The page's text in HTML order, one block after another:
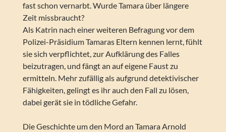
fast schon vernarbt. Wurde Tamara über längere
Zeit missbraucht?
Als Katrin nach einer weiteren Befragung vor dem
Polizei-Präsidium Tamaras Eltern kennen lernt, fühlt
sie sich verpflichtet, zur Aufklärung des Falles
beizutragen, und fängt an auf eigene Faust zu
ermitteln. Mehr zufällig als aufgrund detektivischer
Fähigkeiten, gelingt es ihr auch den Fall zu lösen,
dabei gerät sie in tödliche Gefahr.
Die Geschichte um den Mord an Tamara Arnold